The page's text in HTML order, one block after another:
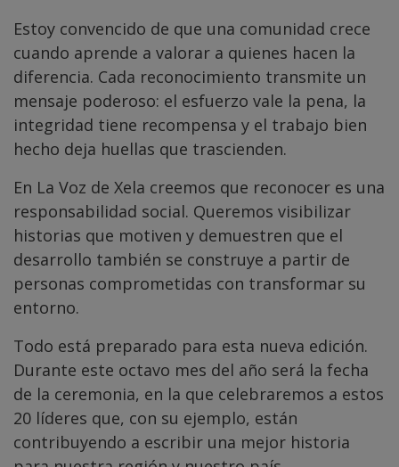
Estoy convencido de que una comunidad crece
cuando aprende a valorar a quienes hacen la
diferencia. Cada reconocimiento transmite un
mensaje poderoso: el esfuerzo vale la pena, la
integridad tiene recompensa y el trabajo bien
hecho deja huellas que trascienden.
En La Voz de Xela creemos que reconocer es una
responsabilidad social. Queremos visibilizar
historias que motiven y demuestren que el
desarrollo también se construye a partir de
personas comprometidas con transformar su
entorno.
Todo está preparado para esta nueva edición.
Durante este octavo mes del año será la fecha
de la ceremonia, en la que celebraremos a estos
20 líderes que, con su ejemplo, están
contribuyendo a escribir una mejor historia